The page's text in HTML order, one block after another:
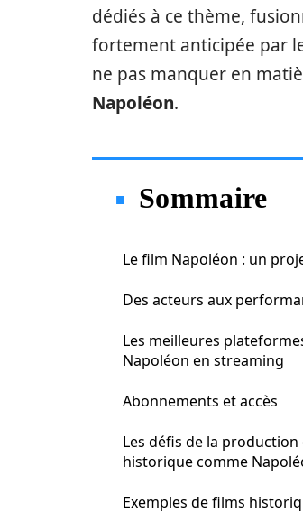
dédiés à ce thème,
fortement anticipée par
ne pas manquer en
Napoléon.
Sommaire
Le film Napoléon : un
Des acteurs aux
Les meilleures
Napoléon en streaming
Abonnements et accès
Les défis de la production
historique comme
Exemples de films